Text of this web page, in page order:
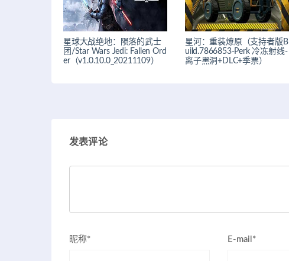
星球大战绝地：陨落的武士
团/Star Wars Jedi: Fallen Ord
er（v1.0.10.0_20211109）
星河：重装燎原（支持者版B
uild.7866853-Perk 冷冻射线-
离子黑洞+DLC+季票）
发表评论
昵称* E-mail*